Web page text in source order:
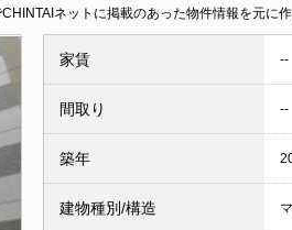
ネットに掲載のあった物件情報を元に
家賃 --
間取り --
築年
建物種別/構造